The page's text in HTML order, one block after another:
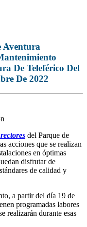
Aventura
De Teleférico Del
De 2022
del Parque de
acciones que se realizan
en óptimas
disfrutar de
de calidad y
a partir del día 19 de
programadas labores
realizarán durante esas